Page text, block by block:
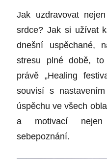
Jak uzdravovat
srdce? Jak si užívat
dnešní uspěchané,
stresu plné době,
právě „Healing
souvisí s
úspěchu ve všech
a motivací
sebepoznání.